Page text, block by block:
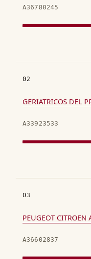
A36780245
02
GERIATRICOS DEL
A33923533
03
PEUGEOT CITROEN
A36602837